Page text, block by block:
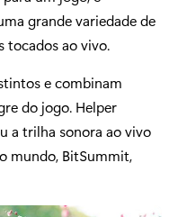
grande variedade de
tocados ao vivo.
e combinam
do jogo. Helper
a trilha sonora ao vivo
mundo, BitSummit,